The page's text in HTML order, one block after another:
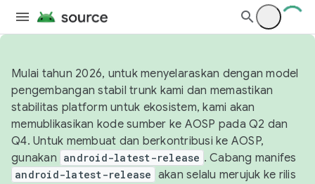
Mulai tahun 2026, untuk menyelaraskan dengan model
pengembangan stabil trunk kami dan memastikan
stabilitas platform untuk ekosistem, kami akan
memublikasikan kode sumber ke AOSP pada Q2 dan
Q4. Untuk membuat dan berkontribusi ke AOSP,
gunakan android-latest-release . Cabang manifes
android-latest-release akan selalu merujuk ke rilis